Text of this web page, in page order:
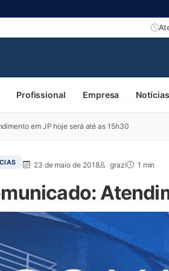
Profissional Empresa Notícias
em JP hoje será até as 15h30
23 de maio de 2018 grazi 1 min